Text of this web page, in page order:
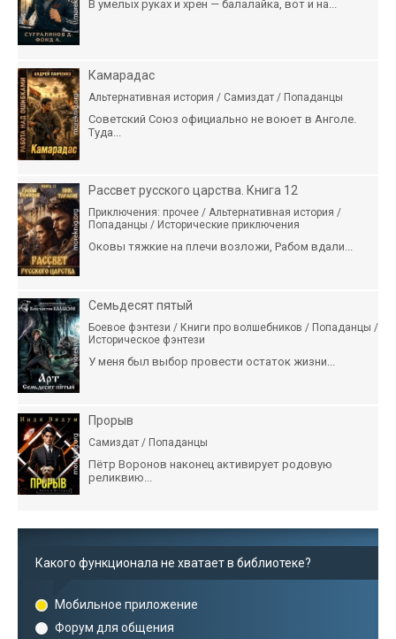
В умелых руках и хрен — балалайка, вот и на...
Камарадас
Альтернативная история / Самиздат / Попаданцы
Советский Союз официально не воюет в Анголе.
Туда...
Рассвет русского царства. Книга 12
Приключения: прочее / Альтернативная история /
Попаданцы / Исторические приключения
Оковы тяжкие на плечи возложи, Рабом вдали...
Семьдесят пятый
Боевое фэнтези / Книги про волшебников / Попаданцы /
Историческое фэнтези
У меня был выбор провести остаток жизни...
Прорыв
Самиздат / Попаданцы
Пётр Воронов наконец активирует родовую
реликвию...
Какого функционала не хватает в библиотеке?
Мобильное приложение
Форум для общения